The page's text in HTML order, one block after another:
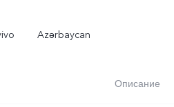
Azərbaycan
Описание